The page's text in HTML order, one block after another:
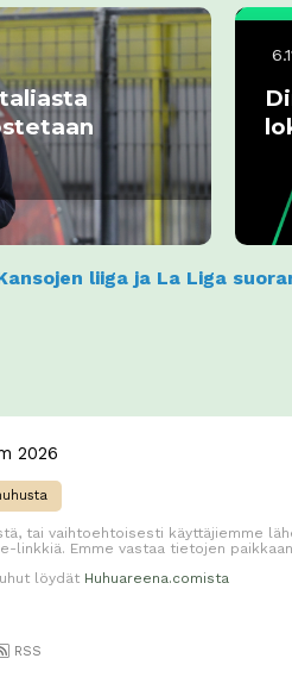
liiga ja La Liga
2026
tai vaihtoehtoisesti käyttäjiemme
linkkiä. Emme vastaa tietojen
löydät Huhuareena.comista
RSS